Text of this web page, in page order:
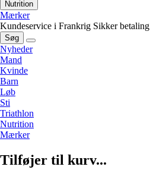
Nutrition
Mærker
Kundeservice i Frankrig Sikker betaling
Søg
Nyheder
Mand
Kvinde
Barn
Løb
Sti
Triathlon
Nutrition
Mærker
Tilføjer til kurv...